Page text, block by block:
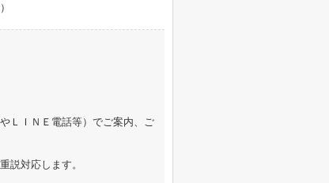
ＬＩＮＥ電話等）でご案内、ご
説対応します。